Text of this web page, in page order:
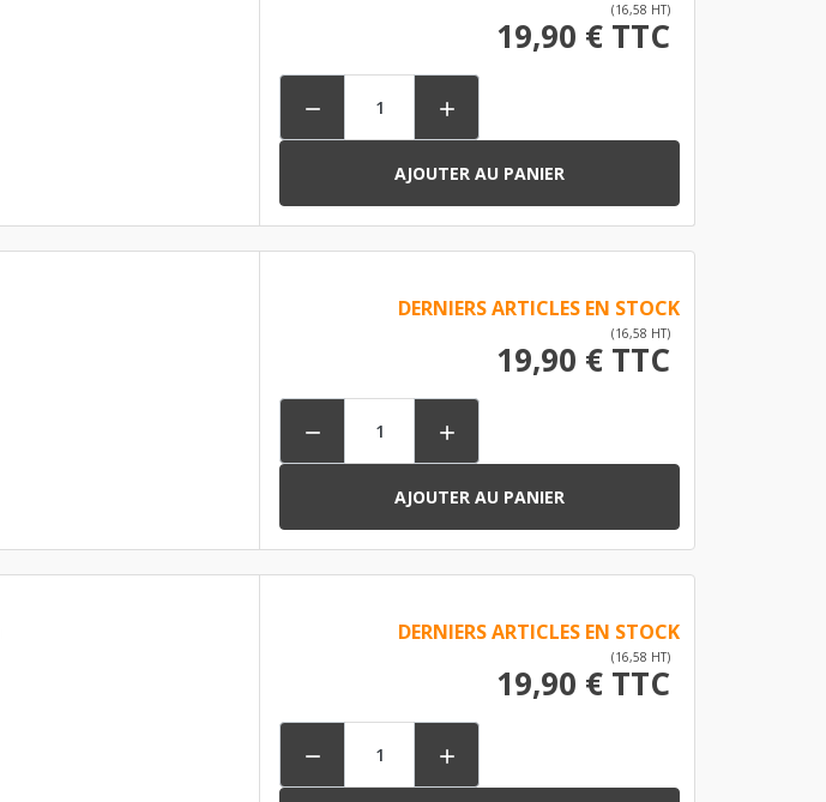
(16,58 HT)
19,90 € TTC
 
AJOUTER AU PANIER
DERNIERS ARTICLES EN STOCK
(16,58 HT)
19,90 € TTC
 
AJOUTER AU PANIER
DERNIERS ARTICLES EN STOCK
(16,58 HT)
19,90 € TTC
 